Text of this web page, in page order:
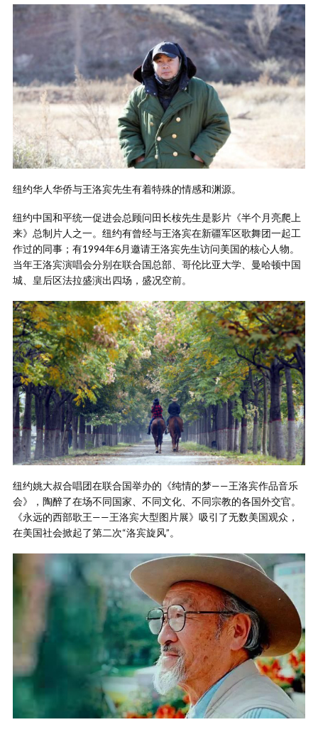
纽约华人华侨与王洛宾先生有着特殊的情感和渊源。
纽约中国和平统一促进会总顾问田长桉先生是影片《半个月亮爬上
来》总制片人之一。纽约有曾经与王洛宾在新疆军区歌舞团一起工
作过的同事；有1994年6月邀请王洛宾先生访问美国的核心人物。
当年王洛宾演唱会分别在联合国总部、哥伦比亚大学、曼哈顿中国
城、皇后区法拉盛演出四场，盛况空前。
纽约姚大叔合唱团在联合国举办的《纯情的梦——王洛宾作品音乐
会》，陶醉了在场不同国家、不同文化、不同宗教的各国外交官。
《永远的西部歌王——王洛宾大型图片展》吸引了无数美国观众，
在美国社会掀起了第二次“洛宾旋风”。